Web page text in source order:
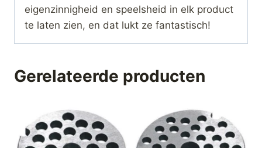
eigenzinnigheid en speelsheid in elk product
te laten zien, en dat lukt ze fantastisch!
Gerelateerde producten